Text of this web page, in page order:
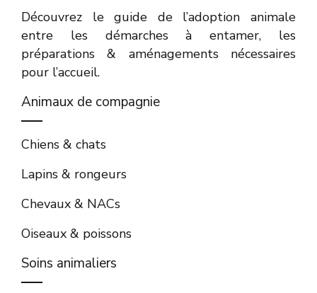
Découvrez le guide de l’adoption animale
entre les démarches à entamer, les
préparations & aménagements nécessaires
pour l’accueil.
Animaux de compagnie
Chiens & chats
Lapins & rongeurs
Chevaux & NACs
Oiseaux & poissons
Soins animaliers